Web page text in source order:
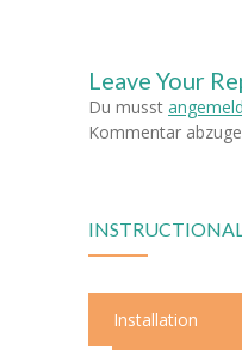
Leave Your
Du musst
Kommentar
Installation